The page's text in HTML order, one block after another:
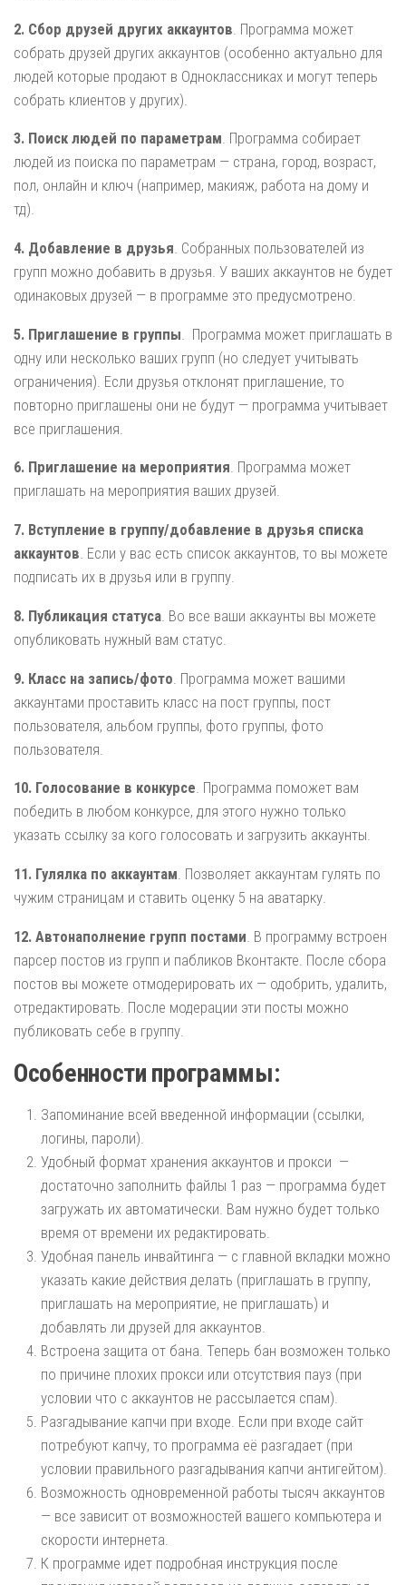
2. Сбор друзей других аккаунтов . Программа может
собрать друзей других аккаунтов (особенно актуально для
людей которые продают в Одноклассниках и могут теперь
собрать клиентов у других).
3. Поиск людей по параметрам. Программа собирает
людей из поиска по параметрам — страна, город, возраст,
пол, онлайн и ключ (например, макияж, работа на дому и
тд).
4. Добавление в друзья. Собранных пользователей из
групп можно добавить в друзья. У ваших аккаунтов не будет
одинаковых друзей — в программе это предусмотрено.
5. Приглашение в группы . Программа может приглашать в
одну или несколько ваших групп (но следует учитывать
ограничения). Если друзья отклонят приглашение, то
повторно приглашены они не будут — программа учитывает
все приглашения.
6. Приглашение на мероприятия. Программа может
приглашать на мероприятия ваших друзей.
7. Вступление в группу/добавление в друзья списка
аккаунтов. Если у вас есть список аккаунтов, то вы можете
подписать их в друзья или в группу.
8. Публикация статуса . Во все ваши аккаунты вы можете
опубликовать нужный вам статус.
9. Класс на запись/фото . Программа может вашими
аккаунтами проставить класс на пост группы, пост
пользователя, альбом группы, фото группы, фото
пользователя.
10. Голосование в конкурсе. Программа поможет вам
победить в любом конкурсе, для этого нужно только
указать ссылку за кого голосовать и загрузить аккаунты.
11. Гулялка по аккаунтам. Позволяет аккаунтам гулять по
чужим страницам и ставить оценку 5 на аватарку.
12. Автонаполнение групп постами . В программу встроен
парсер постов из групп и пабликов Вконтакте. После сбора
постов вы можете отмодерировать их — одобрить, удалить,
отредактировать. После модерации эти посты можно
публиковать себе в группу.
Особенности программы:
Запоминание всей введенной информации (ссылки,
логины, пароли).
Удобный формат хранения аккаунтов и прокси —
достаточно заполнить файлы 1 раз — программа будет
загружать их автоматически. Вам нужно будет только
время от времени их редактировать.
Удобная панель инвайтинга — с главной вкладки можно
указать какие действия делать (приглашать в группу,
приглашать на мероприятие, не приглашать) и
добавлять ли друзей для аккаунтов.
Встроена защита от бана. Теперь бан возможен только
по причине плохих прокси или отсутствия пауз (при
условии что с аккаунтов не рассылается спам).
Разгадывание капчи при входе. Если при входе сайт
потребуют капчу, то программа её разгадает (при
условии правильного разгадывания капчи антигейтом).
Возможность одновременной работы тысяч аккаунтов
— все зависит от возможностей вашего компьютера и
скорости интернета.
К программе идет подробная инструкция после